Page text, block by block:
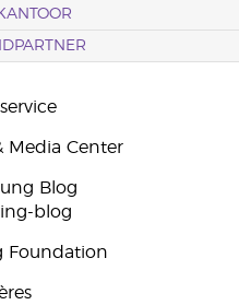
Media Center
Blog
blog
Foundation